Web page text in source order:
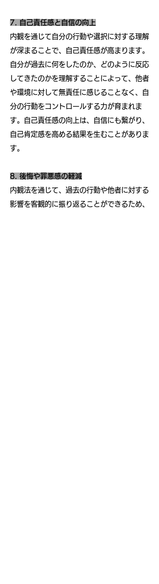
7. 自己責任感と自信の向上
内観を通じて自分の行動や選択に対する理解
が深まることで、自己責任感が高まります。
自分が過去に何をしたのか、どのように反応
してきたのかを理解することによって、他者
や環境に対して無責任に感じることなく、自
分の行動をコントロールする力が育まれま
す。自己責任感の向上は、自信にも繋がり、
自己肯定感を高める結果を生むことがありま
す。
8. 後悔や罪悪感の軽減
内観法を通じて、過去の行動や他者に対する
影響を客観的に振り返ることができるため、